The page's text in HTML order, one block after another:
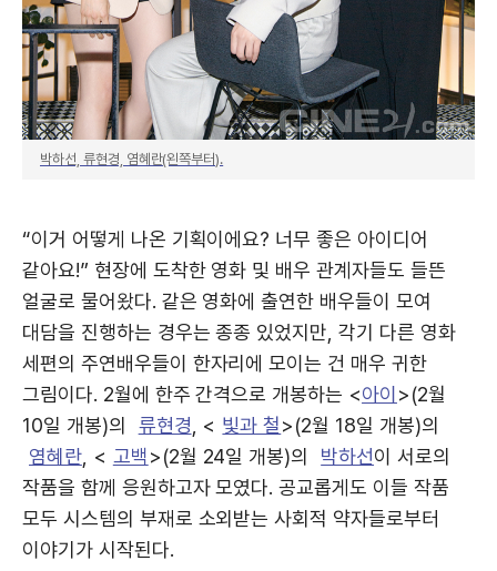
박하선, 류현경, 염혜란(왼쪽부터).
“이거 어떻게 나온 기획이에요? 너무 좋은 아이디어
같아요!” 현장에 도착한 영화 및 배우 관계자들도 들뜬
얼굴로 물어왔다. 같은 영화에 출연한 배우들이 모여
대담을 진행하는 경우는 종종 있었지만, 각기 다른 영화
세편의 주연배우들이 한자리에 모이는 건 매우 귀한
그림이다. 2월에 한주 간격으로 개봉하는 <아이 >(2월
10일 개봉)의
류현경 , < 빛과 철>(2월 18일 개봉)의
염혜란, < 고백>(2월 24일 개봉)의 박하선이 서로의
작품을 함께 응원하고자 모였다. 공교롭게도 이들 작품
모두 시스템의 부재로 소외받는 사회적 약자들로부터
이야기가 시작된다.